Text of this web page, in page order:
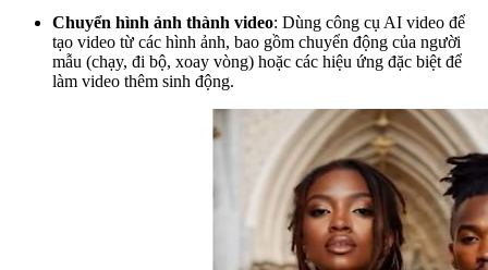
Chuyển hình ảnh thành video: Dùng công cụ AI video để
tạo video từ các hình ảnh, bao gồm chuyển động của người
mẫu (chạy, đi bộ, xoay vòng) hoặc các hiệu ứng đặc biệt để
làm video thêm sinh động.